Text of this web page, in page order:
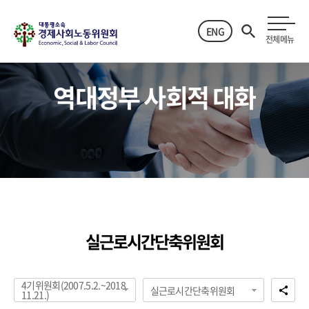
ENG
전체메뉴
역대정부 사회적 대화
실근로시간단축위원회
4기위원회(2007.5.2.~2018.
11.21.) 실근로시간단축위원회